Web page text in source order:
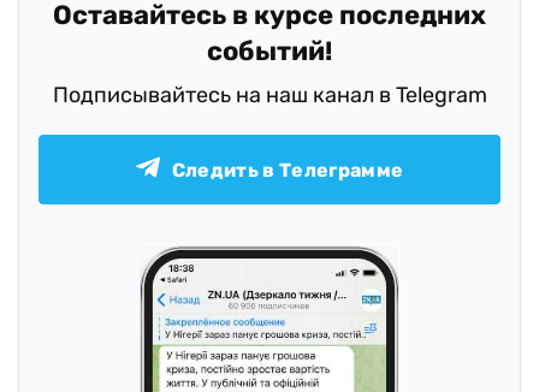
Оставайтесь в курсе последних
событий!
Подписывайтесь на наш канал в Telegram
Следить в Телеграмме